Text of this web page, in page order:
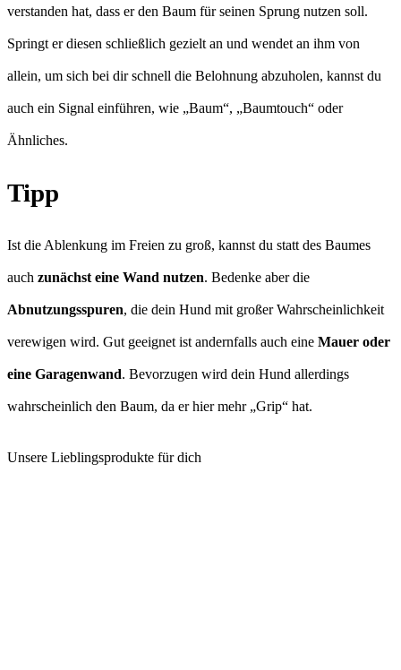
verstanden hat, dass er den Baum für seinen Sprung nutzen soll.
Springt er diesen schließlich gezielt an und wendet an ihm von
allein, um sich bei dir schnell die Belohnung abzuholen, kannst du
auch ein Signal einführen, wie „Baum“, „Baumtouch“ oder
Ähnliches.
Tipp
Ist die Ablenkung im Freien zu groß, kannst du statt des Baumes
auch zunächst eine Wand nutzen. Bedenke aber die
Abnutzungsspuren, die dein Hund mit großer Wahrscheinlichkeit
verewigen wird. Gut geeignet ist andernfalls auch eine Mauer oder
eine Garagenwand. Bevorzugen wird dein Hund allerdings
wahrscheinlich den Baum, da er hier mehr „Grip“ hat.
Unsere Lieblingsprodukte für dich